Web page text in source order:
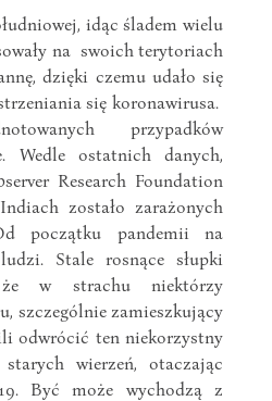
idąc śladem wielu
na swoich terytoriach
dzięki czemu udało się
się koronawirusa.
przypadków
Wedle ostatnich danych,
Research Foundation
zostało zarażonych
początku pandemii na
Stale rosnące słupki
że w strachu niektórzy
szczególnie zamieszkujący
odwrócić ten niekorzystny
wierzeń, otaczając
Być może wychodzą z